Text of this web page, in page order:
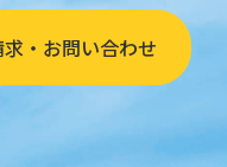
・お問い合わせ